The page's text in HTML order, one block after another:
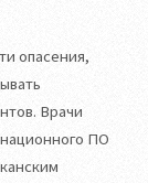
опасения,
Врачи
ПО